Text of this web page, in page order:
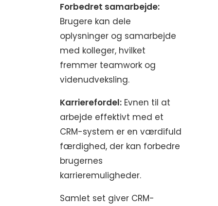
Forbedret samarbejde:
Brugere kan dele
oplysninger og samarbejde
med kolleger, hvilket
fremmer teamwork og
videnudveksling.
Karrierefordel: Evnen til at
arbejde effektivt med et
CRM-system er en værdifuld
færdighed, der kan forbedre
brugernes
karrieremuligheder.
Samlet set giver CRM-